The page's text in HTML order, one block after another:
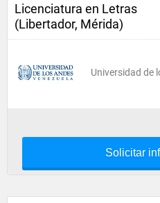
Licenciatura en Letras
(Libertador, Mérida)
Universidad de
Solicitar